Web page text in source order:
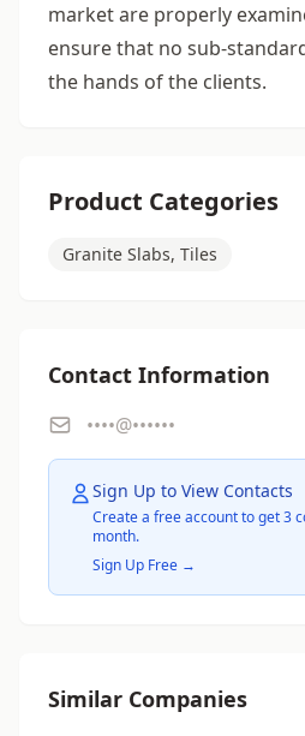
market are properly
ensure that no sub-
the hands of the clients.
Product Categories
Granite Slabs, Tiles
Contact Information
••••@••••••
Sign Up to View Contacts
Create a free account to get 3
month.
Sign Up Free →
Similar Companies